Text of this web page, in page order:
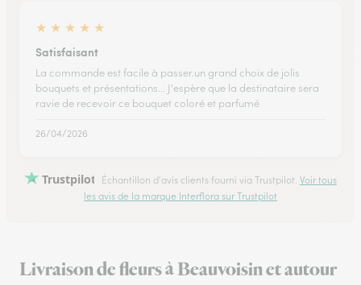
★ ★ ★ ★ ★
Satisfaisant
La commande est facile à passer.un grand choix de jolis
bouquets et présentations... J'espère que la destinataire sera
ravie de recevoir ce bouquet coloré et parfumé
26/04/2026
Trustpilot Échantillon d'avis clients fourni via Trustpilot. Voir tous
les avis de la marque Interflora sur Trustpilot
Livraison de fleurs à Beauvoisin et autour